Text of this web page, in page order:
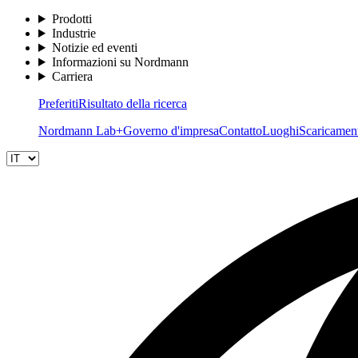
Prodotti
Industrie
Notizie ed eventi
Informazioni su Nordmann
Carriera
PreferitiRisultato della ricerca
Nordmann Lab+Governo d'impresaContattoLuoghi